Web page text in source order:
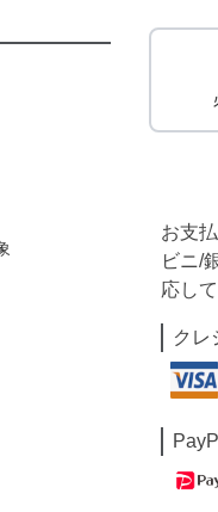
お支
ビニ/
応し
クレ